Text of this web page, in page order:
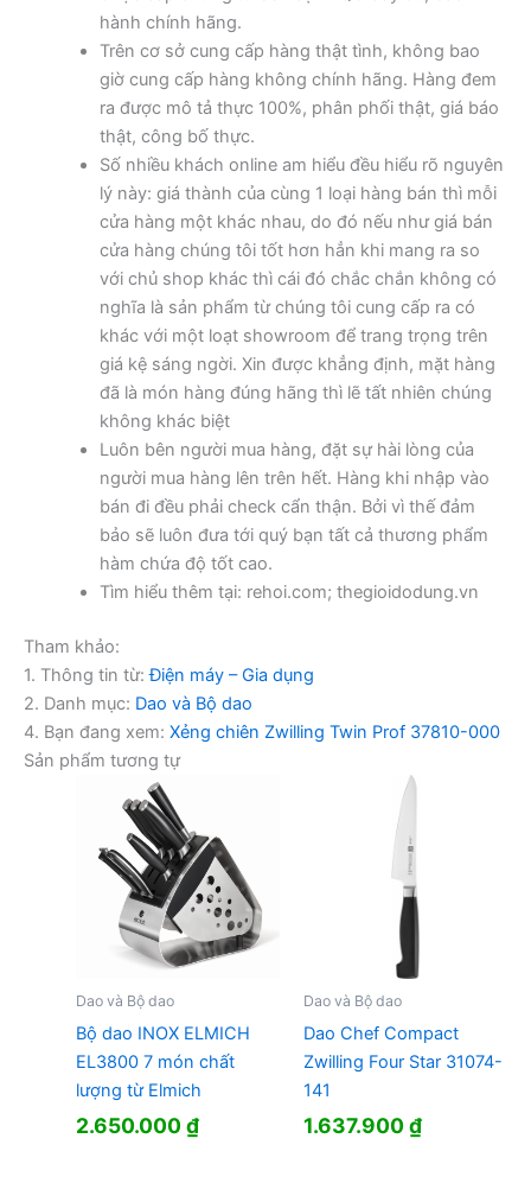
hành chính hãng.
Trên cơ sở cung cấp hàng thật tình, không bao
giờ cung cấp hàng không chính hãng. Hàng đem
ra được mô tả thực 100%, phân phối thật, giá báo
thật, công bố thực.
Số nhiều khách online am hiểu đều hiểu rõ nguyên
lý này: giá thành của cùng 1 loại hàng bán thì mỗi
cửa hàng một khác nhau, do đó nếu như giá bán
cửa hàng chúng tôi tốt hơn hẳn khi mang ra so
với chủ shop khác thì cái đó chắc chắn không có
nghĩa là sản phẩm từ chúng tôi cung cấp ra có
khác với một loạt showroom để trang trọng trên
giá kệ sáng ngời. Xin được khẳng định, mặt hàng
đã là món hàng đúng hãng thì lẽ tất nhiên chúng
không khác biệt
Luôn bên người mua hàng, đặt sự hài lòng của
người mua hàng lên trên hết. Hàng khi nhập vào
bán đi đều phải check cẩn thận. Bởi vì thế đảm
bảo sẽ luôn đưa tới quý bạn tất cả thương phẩm
hàm chứa độ tốt cao.
Tìm hiểu thêm tại: rehoi.com; thegioidodung.vn
Tham khảo:
1. Thông tin từ:Điện máy – Gia dụng
2. Danh mục: Dao và Bộ dao
4. Bạn đang xem: Xẻng chiên Zwilling Twin Prof 37810-000
Sản phẩm tương tự
Dao và Bộ dao
Bộ dao INOX ELMICH
EL3800 7 món chất
lượng từ Elmich
2.650.000₫
Dao và Bộ dao
Dao Chef Compact
Zwilling Four Star 31074-
141
1.637.900₫